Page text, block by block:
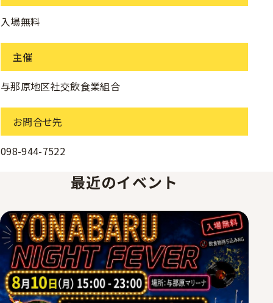
入場無料
主催
与那原地区社交飲食業組合
お問合せ先
098-944-7522
最近のイベント